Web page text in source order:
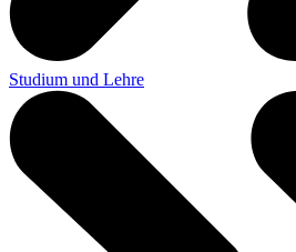
Studium und Lehre